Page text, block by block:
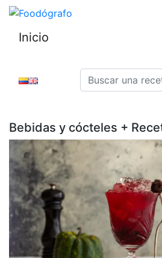
Inicio
Bebidas y cócteles +